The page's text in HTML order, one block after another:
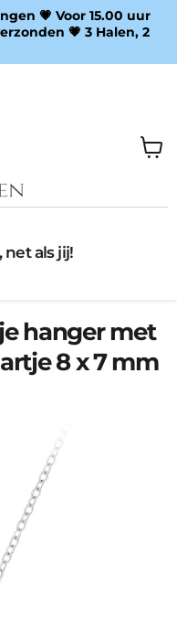
💗 Voor 15.00 uur
💗 3 Halen, 2
net als jij!
hanger met
8 x 7 mm